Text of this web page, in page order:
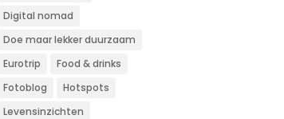
Digital nomad
Doe maar lekker duurzaam
Eurotrip
Food & drinks
Fotoblog
Hotspots
Levensinzichten